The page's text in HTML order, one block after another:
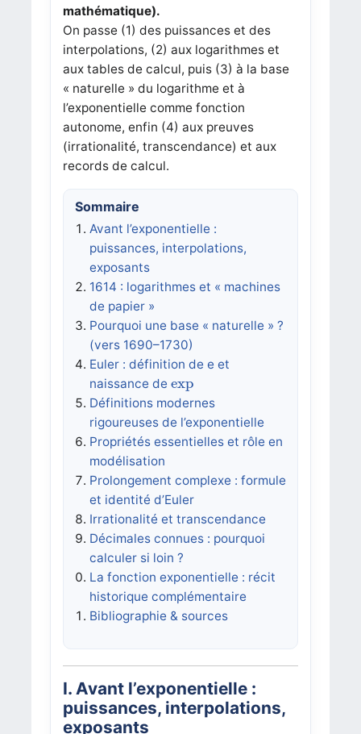
mathématique).
On passe (1) des puissances et des
interpolations, (2) aux logarithmes et
aux tables de calcul, puis (3) à la base
« naturelle » du logarithme et à
l’exponentielle comme fonction
autonome, enfin (4) aux preuves
(irrationalité, transcendance) et aux
records de calcul.
Sommaire
Avant l’exponentielle :
puissances, interpolations,
exposants
1614 : logarithmes et « machines
de papier »
Pourquoi une base « naturelle » ?
(vers 1690–1730)
Euler : définition de e et
naissance de exp
exp
Définitions modernes
rigoureuses de l’exponentielle
Propriétés essentielles et rôle en
modélisation
Prolongement complexe : formule
et identité d’Euler
Irrationalité et transcendance
Décimales connues : pourquoi
calculer si loin ?
La fonction exponentielle : récit
historique complémentaire
Bibliographie & sources
I. Avant l’exponentielle :
puissances, interpolations,
exposants